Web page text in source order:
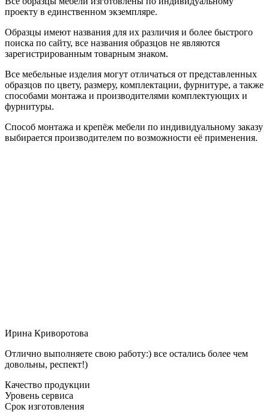
проекту в единственном экземпляре.
Образцы имеют названия для их различия и более быстрого
поиска по сайту, все названия образцов не являются
зарегистрированным товарным знаком.
Все мебельные изделия могут отличаться от представленных
образцов по цвету, размеру, комплектации, фурнитуре, а также
способами монтажа и производителями комплектующих и
фурнитуры.
Способ монтажа и крепёж мебели по индивидуальному заказу
выбирается производителем по возможности её применения.
Ирина Криворотова
Отлично выполняете свою работу:) все остались более чем
довольны, респект!)
Качество продукции
Уровень сервиса
Срок изготовления